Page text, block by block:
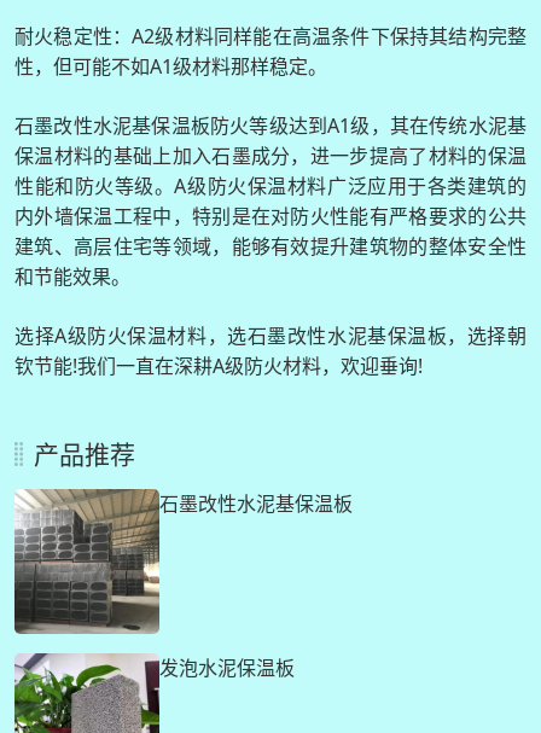
耐火稳定性：A2级材料同样能在高温条件下保持其结构完整
性，但可能不如A1级材料那样稳定。
石墨改性水泥基保温板防火等级达到A1级，其在传统水泥基
保温材料的基础上加入石墨成分，进一步提高了材料的保温
性能和防火等级。A级防火保温材料广泛应用于各类建筑的
内外墙保温工程中，特别是在对防火性能有严格要求的公共
建筑、高层住宅等领域，能够有效提升建筑物的整体安全性
和节能效果。
选择A级防火保温材料，选石墨改性水泥基保温板，选择朝
钦节能!我们一直在深耕A级防火材料，欢迎垂询!
产品推荐
石墨改性水泥基保温板
发泡水泥保温板